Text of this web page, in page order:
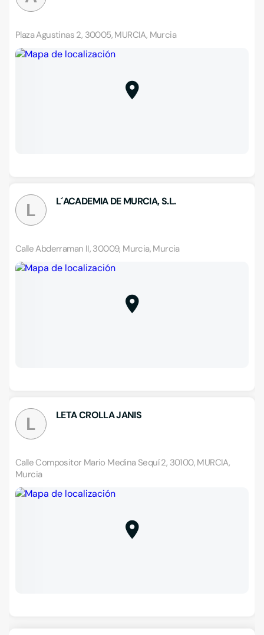
Plaza Agustinas 2, 30005, MURCIA, Murcia
L L´ACADEMIA DE MURCIA, S.L.
Calle Abderraman II, 30009, Murcia, Murcia
L LETA CROLLA JANIS
Calle Compositor Mario Medina Sequí 2, 30100, MURCIA,
Murcia